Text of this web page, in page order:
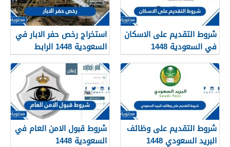
شروط التقديم على الاسكان
في السعودية 1448
استخراج رخص حفر الابار في
السعودية 1448 الرابط
والشروط بالتفصيل
شروط التقديم على وظائف
البريد السعودي 1448
شروط قبول الامن العام في
السعودية 1448